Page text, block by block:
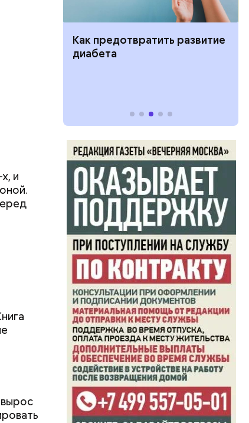
и
дом по
Как предотвратить развитие
диабета